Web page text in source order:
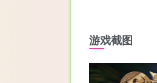
游戏截图